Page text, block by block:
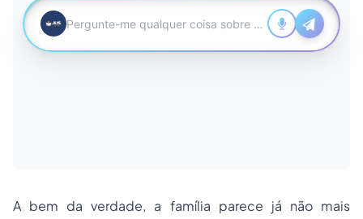
A bem da verdade, a família parece já não mais